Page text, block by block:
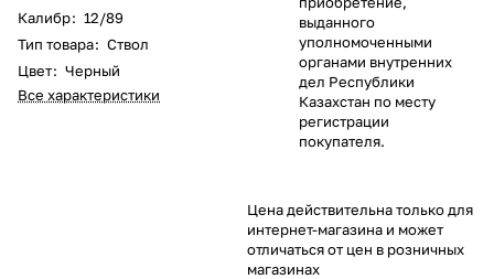
Калибр: 12/89
Тип товара: Ствол
Цвет: Черный
Все характеристики
выданного
уполномоченными
органами внутренних
дел Республики
Казахстан по месту
регистрации
покупателя.
Цена действительна только для
интернет-магазина и может
отличаться от цен в розничных
магазинах